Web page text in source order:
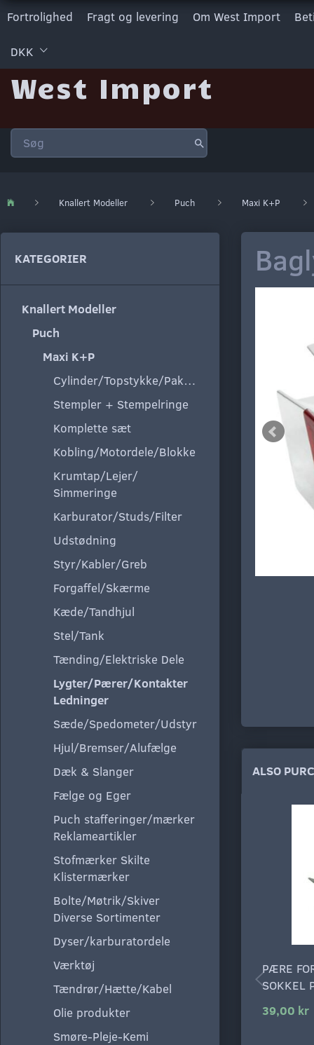
Fortrolighed Fragt og levering Om West Import
DKK
West Import
Knallert Modeller Puch Maxi K+P
KATEGORIER
Knallert Modeller
Puch
Maxi K+P
Cylinder/Topstykke/Pakning
Stempler + Stempelringe
Komplette sæt
Kobling/Motordele/Blokke
Krumtap/Lejer/
Simmeringe
Karburator/Studs/Filter
Udstødning
Styr/Kabler/Greb
Forgaffel/Skærme
Kæde/Tandhjul
Stel/Tank
Tænding/Elektriske Dele
Lygter/Pærer/Kontakter
Ledninger
Sæde/Spedometer/Udstyr
Hjul/Bremser/Alufælge
Dæk & Slanger
Fælge og Eger
Puch stafferinger/mærker
Reklameartikler
Stofmærker Skilte
Klistermærker
Bolte/Møtrik/Skiver
Diverse Sortimenter
Dyser/karburatordele
Værktøj
Tændrør/Hætte/Kabel
Olie produkter
Smøre-Pleje-Kemi
ALSO
PÆRE
SOKKEL
39,00 kr